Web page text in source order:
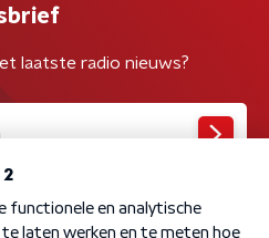
laatste radio nieuws?